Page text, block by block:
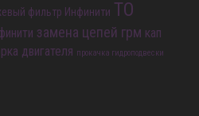
фильтр Инфинити
ТО
замена цепей грм кап
двигателя прокачка гидроподвески